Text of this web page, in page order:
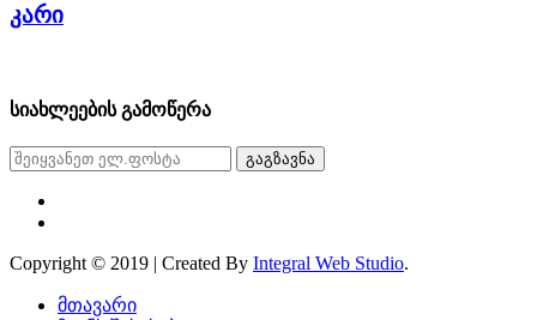
კარი
სიახლეების გამოწერა
გაგზავნა
Copyright © 2019 | Created By Integral Web Studio.
მთავარი